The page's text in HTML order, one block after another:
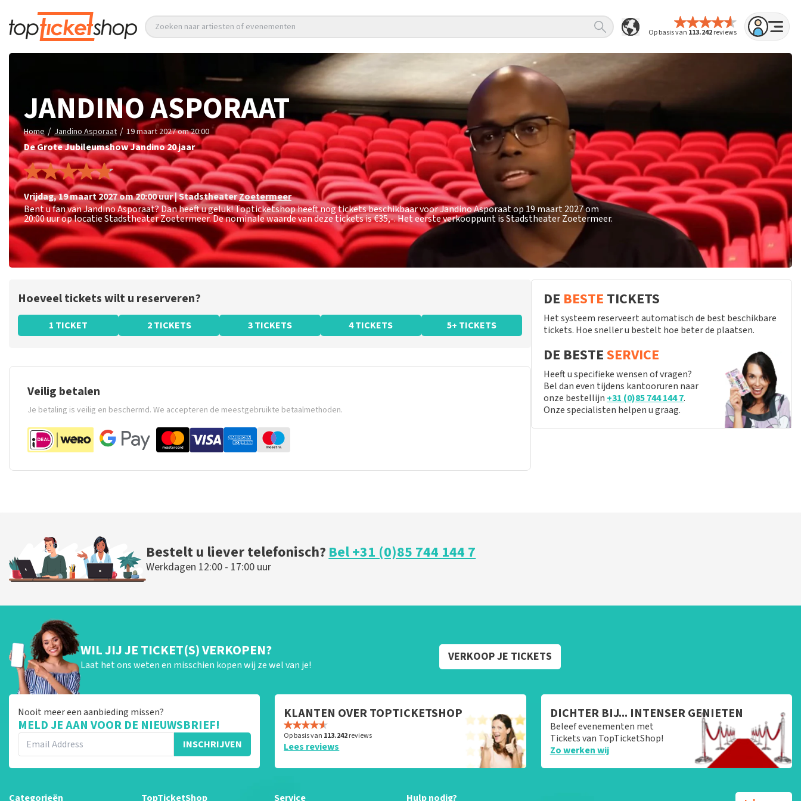
Op basis van 113.242reviews
Zoeken naar artiesten of evenementen
JANDINO ASPORAAT
Home / Jandino Asporaat / 19 maart 2027 om 20:00
De Grote Jubileumshow Jandino 20 jaar
vrijdag,19 maart 2027 om 20:00uur|StadstheaterZoetermeer
Bent u fan van Jandino Asporaat? Dan heeft u geluk! Topticketshop heeft nog tickets beschikbaar voor Jandino Asporaat op 19 maart 2027 om
20:00 uur op locatie Stadstheater Zoetermeer. De nominale waarde van deze tickets is€35,-. Het eerste verkooppunt is Stadstheater Zoetermeer.
Hoeveel tickets wilt u reserveren?
1 TICKET 2 TICKETS 3 TICKETS 4 TICKETS 5+ TICKETS
Veilig betalen
Je betaling is veilig en beschermd. We accepteren de meestgebruikte betaalmethoden.
DE BESTE TICKETS
Het systeem reserveert automatisch de best beschikbare
tickets. Hoe sneller u bestelt hoe beter de plaatsen.
DE BESTESERVICE
Heeft u specifieke wensen of vragen?
Bel dan even tijdens kantooruren naar
onze bestellijn +31 (0)85 744 144 7.
Onze specialisten helpen u graag.
Bestelt u liever telefonisch?Bel +31 (0)85 744 144 7
Werkdagen 12:00 - 17:00 uur
WIL JIJ JE TICKET(S) VERKOPEN?
Laat het ons weten en misschien kopen wij ze wel van je!
VERKOOP JE TICKETS
Nooit meer een aanbieding missen?
MELD JE AAN VOOR DE NIEUWSBRIEF!
INSCHRIJVEN
KLANTEN OVER TOPTICKETSHOP
Op basis van 113.242reviews
Lees reviews
DICHTER BIJ... INTENSER GENIETEN
Beleef evenementen met
Tickets van TopTicketShop!
Zo werken wij
Categorieën TopTicketShop Service Hulp nodig?